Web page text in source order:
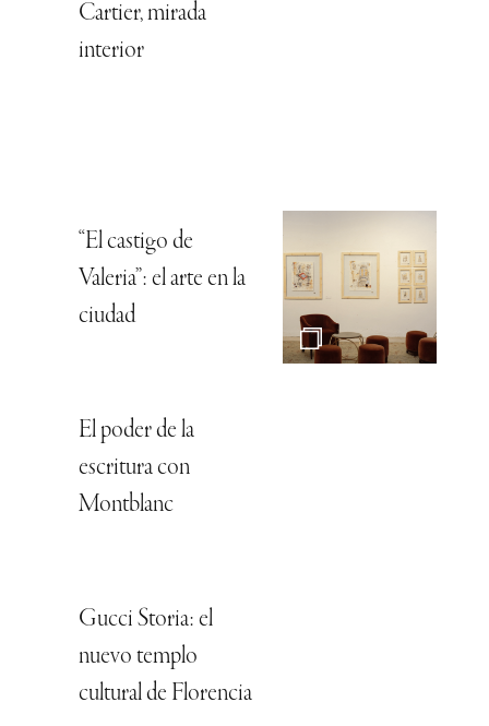
Cartier, mirada
interior
“El castigo de
Valeria”: el arte en la
ciudad
El poder de la
escritura con
Montblanc
Gucci Storia: el
nuevo templo
cultural de Florencia